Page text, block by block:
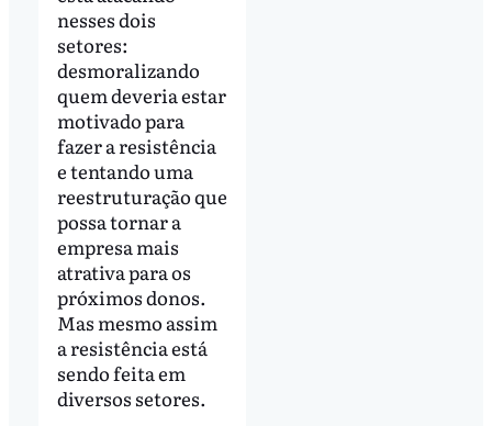
nesses dois
setores:
desmoralizando
quem deveria estar
motivado para
fazer a resistência
e tentando uma
reestruturação que
possa tornar a
empresa mais
atrativa para os
próximos donos.
Mas mesmo assim
a resistência está
sendo feita em
diversos setores.